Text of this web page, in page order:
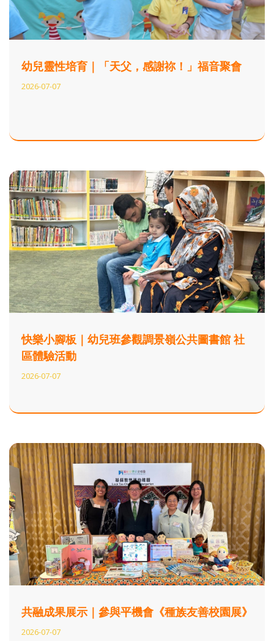
幼兒靈性培育｜「天父，感謝祢！」福音聚會
2026-07-07
快樂小腳板｜幼兒班參觀調景嶺公共圖書館 社
區體驗活動
2026-07-07
共融成果展示｜參與平機會《種族友善校園展》
2026-07-07